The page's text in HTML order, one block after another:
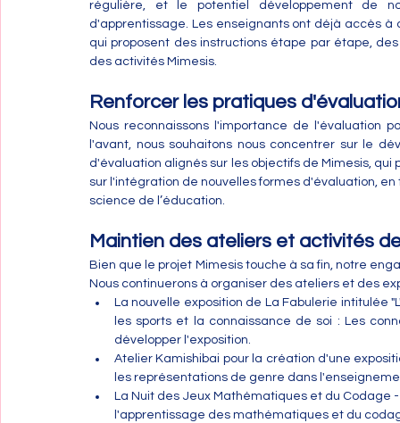
régulière, et le potentiel développement de
d'apprentissage. Les enseignants ont déjà accès
qui proposent des instructions étape par étape,
des activités Mimesis.
Renforcer les pratiques
Nous reconnaissons l'importance de l'évaluation
l'avant, nous souhaitons nous concentrer sur le
d'évaluation alignés sur les objectifs de Mimesis,
sur l'intégration de nouvelles formes d'évaluation,
science de l’éducation.
Maintien des ateliers et activités
Bien que le projet Mimesis touche à sa fin, notre
Nous continuerons à organiser des ateliers et des
La nouvelle exposition de La Fabulerie intitulée
les sports et la connaissance de soi : Les
développer l'exposition.
Atelier Kamishibai pour la création d'une
les représentations de genre dans
La Nuit des Jeux Mathématiques et du
l'apprentissage des mathématiques et du